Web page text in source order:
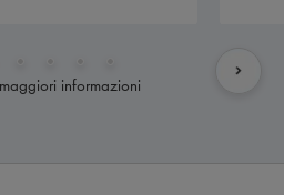
informazioni